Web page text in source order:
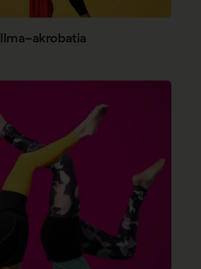
Ilma-akrobatia